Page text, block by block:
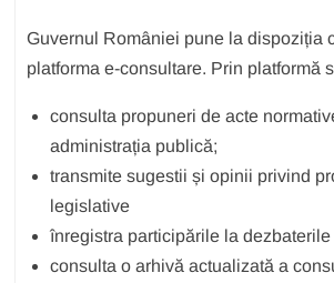
Guvernul României pune la dispoziția
platforma e-consultare. Prin platformă
consulta propuneri de acte
administrația publică;
transmite sugestii și opinii privind
legislative
înregistra participările la
consulta o arhivă actualizată a